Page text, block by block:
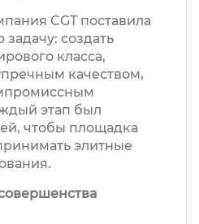
CGT поставила
создать
класса,
качеством,
этап был
чтобы площадка
элитные